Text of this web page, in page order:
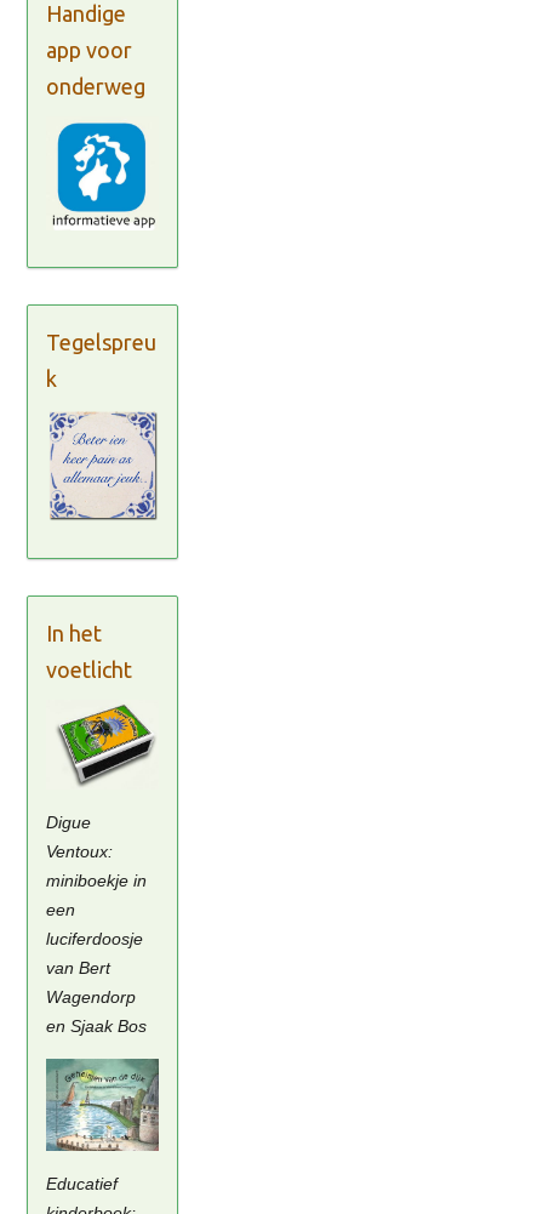
Handige
app voor
onderweg
Tegelspreu
k
In het
voetlicht
Digue
Ventoux:
miniboekje in
een
luciferdoosje
van Bert
Wagendorp
en Sjaak Bos
Educatief